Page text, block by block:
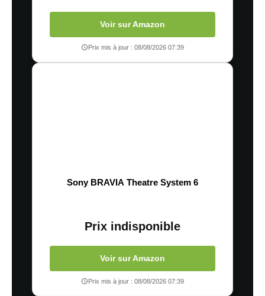
Voir sur Amazon
Prix mis à jour : 08/08/2026 07:39
Sony BRAVIA Theatre System 6
Prix indisponible
Voir sur Amazon
Prix mis à jour : 08/08/2026 07:39